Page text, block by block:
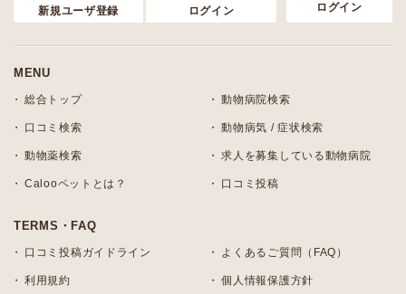
新規ユーザ登録 ログイン
ログイン
MENU
総合トップ 動物病院検索
口コミ検索 動物病気 / 症状検索
動物薬検索 求人を募集している動物病院
Calooペットとは？ 口コミ投稿
TERMS・FAQ
口コミ投稿ガイドライン よくあるご質問（FAQ）
利用規約 個人情報保護方針